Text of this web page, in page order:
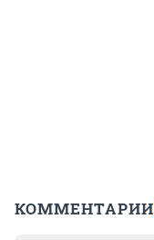
КОММЕНТАРИИ